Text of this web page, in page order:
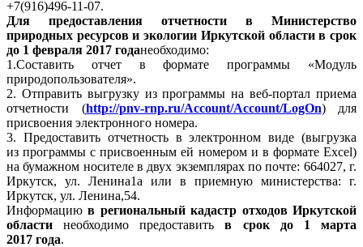
+7(916)496-11-07.
Для предоставления отчетности в Министерство
природных ресурсов и экологии Иркутской области в срок
до 1 февраля 2017 годанеобходимо:
1.Составить отчет в формате программы «Модуль
природопользователя».
2. Отправить выгрузку из программы на веб-портал приема
отчетности (http://pnv-rnp.ru/Account/Account/LogOn) для
присвоения электронного номера.
3. Предоставить отчетность в электронном виде (выгрузка
из программы с присвоенным ей номером и в формате Excel)
на бумажном носителе в двух экземплярах по почте: 664027, г.
Иркутск, ул. Ленина1а или в приемную министерства: г.
Иркутск, ул. Ленина,54.
Информациюв региональный кадастр отходов Иркутской
области необходимо предоставитьв срок до 1 марта
2017 года.